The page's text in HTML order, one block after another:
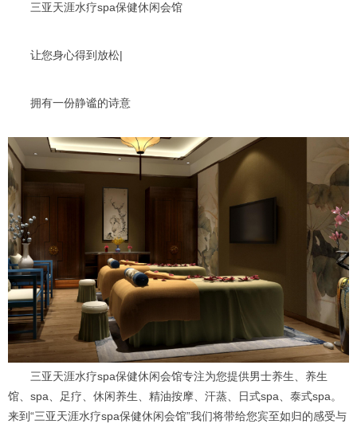
三亚天涯水疗spa保健休闲会馆
让您身心得到放松|
拥有一份静谧的诗意
三亚天涯水疗spa保健休闲会馆专注为您提供男士养生、养生
馆、spa、足疗、休闲养生、精油按摩、汗蒸、日式spa、泰式spa。
来到“三亚天涯水疗spa保健休闲会馆”我们将带给您宾至如归的感受与